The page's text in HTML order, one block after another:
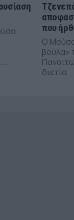
που
Ο Μούσα
βούλα»
διετία...